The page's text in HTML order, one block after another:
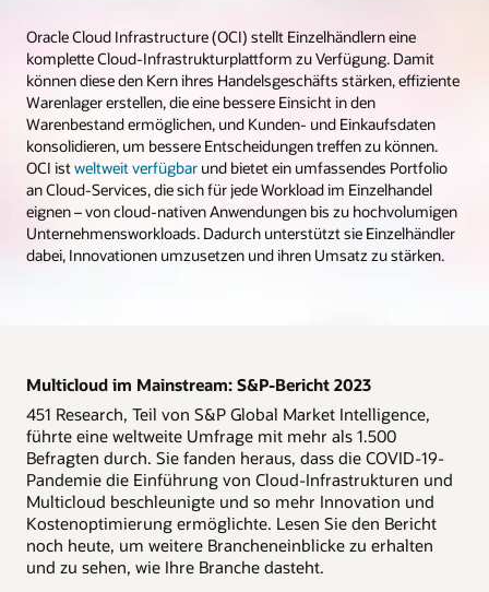
Oracle Cloud Infrastructure (OCI) stellt Einzelhändlern eine
komplette Cloud-Infrastrukturplattform zu Verfügung. Damit
können diese den Kern ihres Handelsgeschäfts stärken, effiziente
Warenlager erstellen, die eine bessere Einsicht in den
Warenbestand ermöglichen, und Kunden- und Einkaufsdaten
konsolidieren, um bessere Entscheidungen treffen zu können.
OCI istweltweit verfügbar und bietet ein umfassendes Portfolio
an Cloud-Services, die sich für jede Workload im Einzelhandel
eignen – von cloud-nativen Anwendungen bis zu hochvolumigen
Unternehmensworkloads. Dadurch unterstützt sie Einzelhändler
dabei, Innovationen umzusetzen und ihren Umsatz zu stärken.
Multicloud im Mainstream: S&P-Bericht 2023
451 Research, Teil von S&P Global Market Intelligence,
führte eine weltweite Umfrage mit mehr als 1.500
Befragten durch. Sie fanden heraus, dass die COVID-19-
Pandemie die Einführung von Cloud-Infrastrukturen und
Multicloud beschleunigte und so mehr Innovation und
Kostenoptimierung ermöglichte. Lesen Sie den Bericht
noch heute, um weitere Brancheneinblicke zu erhalten
und zu sehen, wie Ihre Branche dasteht.